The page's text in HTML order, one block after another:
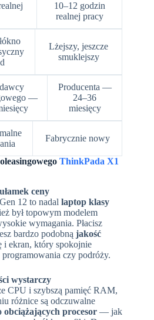
10–12 godzin
realnej pracy
Lżejszy, jeszcze
smuklejszy
—
Producenta —
24–36
miesięcy
Fabrycznie nowy
ThinkPada X1
ceny
12 to nadal laptop klasy
był topowym modelem
wymagania. Płacisz
bardzo podobną jakość
i ekran, który spokojnie
czy podróży.
wystarczy
CPU i szybszą pamięć RAM,
różnice są odczuwalne
obciążających procesor — jak